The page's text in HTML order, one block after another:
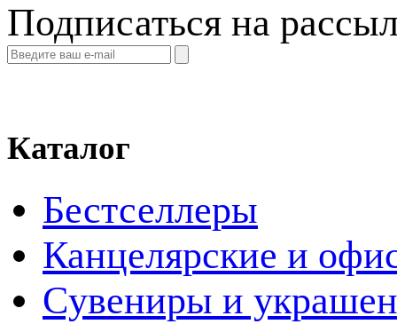
Подписаться на
Каталог
Бестселлеры
Канцелярские и
Cувениры и